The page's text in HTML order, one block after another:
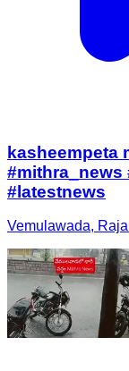
kasheempeta
#mithra_news
#latestnews
Vemulawada,